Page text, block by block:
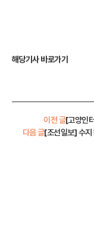
해당기사 바로가기
이전 글[고양인
[조선일보] 수지
다음 글